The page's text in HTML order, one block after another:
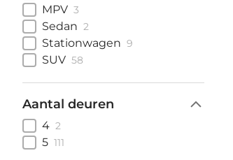
MPV 3
Sedan 2
Stationwagen 9
SUV 58
Aantal deuren
4 2
5 111